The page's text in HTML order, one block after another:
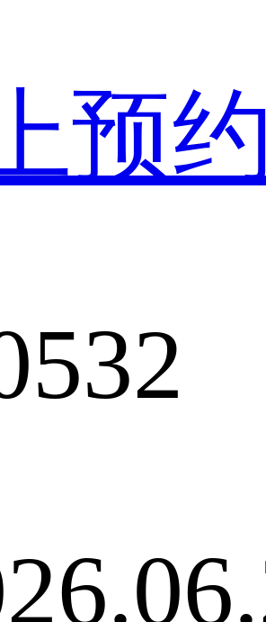
预